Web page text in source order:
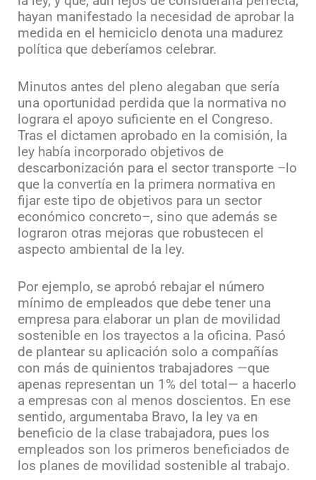
hayan manifestado la necesidad de aprobar la
medida en el hemiciclo denota una madurez
política que deberíamos celebrar.
Minutos antes del pleno alegaban que sería
una oportunidad perdida que la normativa no
lograra el apoyo suficiente en el Congreso.
Tras el dictamen aprobado en la comisión, la
ley había incorporado objetivos de
descarbonización para el sector transporte –lo
que la convertía en la primera normativa en
fijar este tipo de objetivos para un sector
económico concreto–, sino que además se
lograron otras mejoras que robustecen el
aspecto ambiental de la ley.
Por ejemplo, se aprobó rebajar el número
mínimo de empleados que debe tener una
empresa para elaborar un plan de movilidad
sostenible en los trayectos a la oficina. Pasó
de plantear su aplicación solo a compañías
con más de quinientos trabajadores —que
apenas representan un 1% del total— a hacerlo
a empresas con al menos doscientos. En ese
sentido, argumentaba Bravo, la ley va en
beneficio de la clase trabajadora, pues los
empleados son los primeros beneficiados de
los planes de movilidad sostenible al trabajo.